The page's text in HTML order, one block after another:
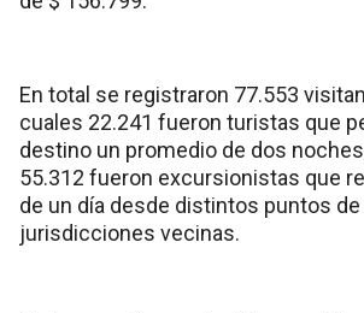
En total se registraron 77.553
cuales 22.241 fueron turistas que
destino un promedio de dos
55.312 fueron excursionistas que
de un día desde distintos puntos de
jurisdicciones vecinas.